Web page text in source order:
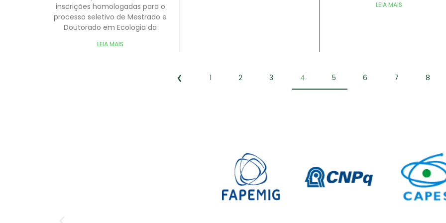
inscrições homologadas para o
processo seletivo de Mestrado e
Doutorado em Ecologia da
LEIA MAIS
LEIA MAIS
❮ 1 2 3 4 5 6 7 8